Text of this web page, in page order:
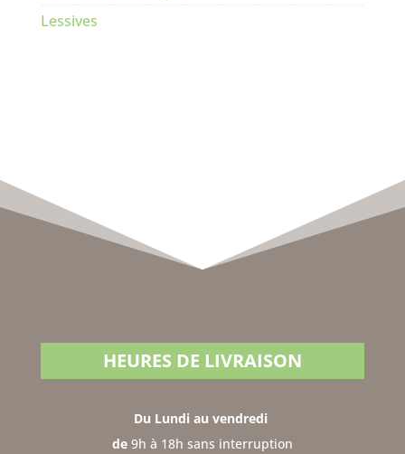
Lessives
HEURES DE LIVRAISON
Du Lundi au vendredi
de9h à 18h sans interruption